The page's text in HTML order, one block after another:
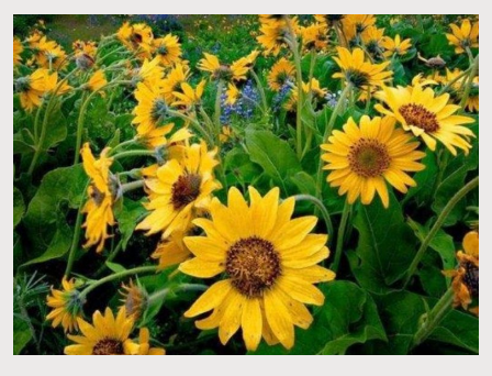
EN
קשרי תעשייה
צרו קשר